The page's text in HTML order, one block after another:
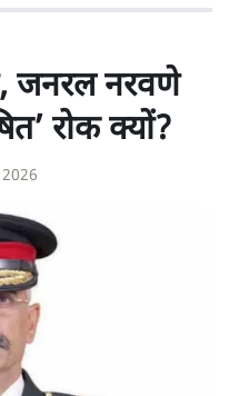
जनरल नरवणे
रोक क्यों?